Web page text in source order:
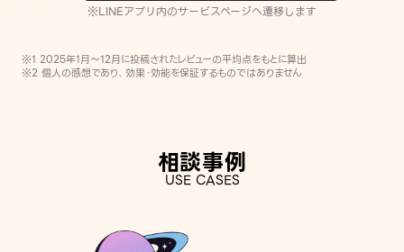
※LINEアプリ内のサービスページへ遷移します
※1 2025年1月〜12月に投稿されたレビューの平均点をもとに算出
※2 個人の感想であり、効果・効能を保証するものではありません
相談事例
USE CASES